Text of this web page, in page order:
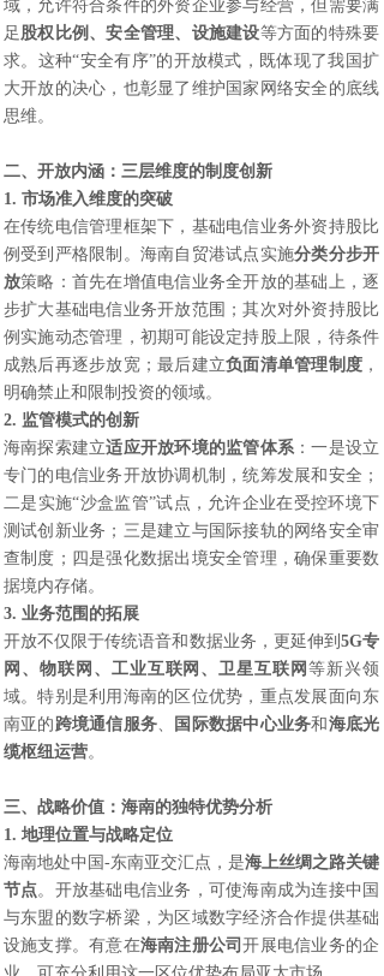
域，允许符合条件的外资企业参与经营，但需要满
足 股权比例、安全管理、设施建设等方面的特殊要
求。这种“安全有序”的开放模式，既体现了我国扩
大开放的决心，也彰显了维护国家网络安全的底线
思维。
二、开放内涵：三层维度的制度创新
1. 市场准入维度的突破
在传统电信管理框架下，基础电信业务外资持股比
例受到严格限制。海南自贸港试点实施分类分步开
放策略：首先在增值电信业务全开放的基础上，逐
步扩大基础电信业务开放范围；其次对外资持股比
例实施动态管理，初期可能设定持股上限，待条件
成熟后再逐步放宽；最后建立负面清单管理制度 ，
明确禁止和限制投资的领域。
2. 监管模式的创新
海南探索建立适应开放环境的监管体系：一是设立
专门的电信业务开放协调机制，统筹发展和安全；
二是实施“沙盒监管”试点，允许企业在受控环境下
测试创新业务；三是建立与国际接轨的网络安全审
查制度；四是强化数据出境安全管理，确保重要数
据境内存储。
3. 业务范围的拓展
开放不仅限于传统语音和数据业务，更延伸到 5G专
网、物联网、工业互联网、卫星互联网等新兴领
域。特别是利用海南的区位优势，重点发展面向东
南亚的 跨境通信服务、 国际数据中心业务和 海底光
缆枢纽运营。
三、战略价值：海南的独特优势分析
1. 地理位置与战略定位
海南地处中国-东南亚交汇点，是海上丝绸之路关键
节点。开放基础电信业务，可使海南成为连接中国
与东盟的数字桥梁，为区域数字经济合作提供基础
设施支撑。有意在海南注册公司开展电信业务的企